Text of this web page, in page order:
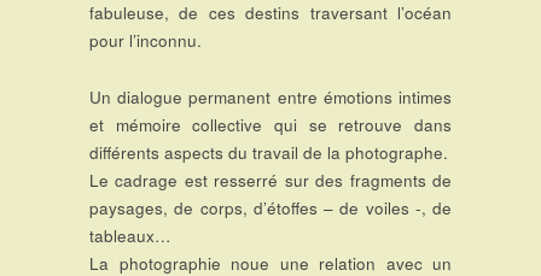
fabuleuse, de ces destins traversant l’océan
pour l’inconnu.
Un dialogue permanent entre émotions intimes
et mémoire collective qui se retrouve dans
différents aspects du travail de la photographe.
Le cadrage est resserré sur des fragments de
paysages, de corps, d’étoffes – de voiles -, de
tableaux…
La photographie noue une relation avec un